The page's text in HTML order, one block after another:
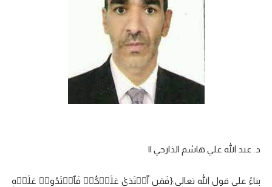
د. عبد الله علي هاشم الذارحي ||
بناءً على قول الله تعالى:{فَمَنِ ٱعۡتَدَىٰ عَلَیۡكُمۡ فَٱعۡتَدُوا۟ عَلَیۡهِ